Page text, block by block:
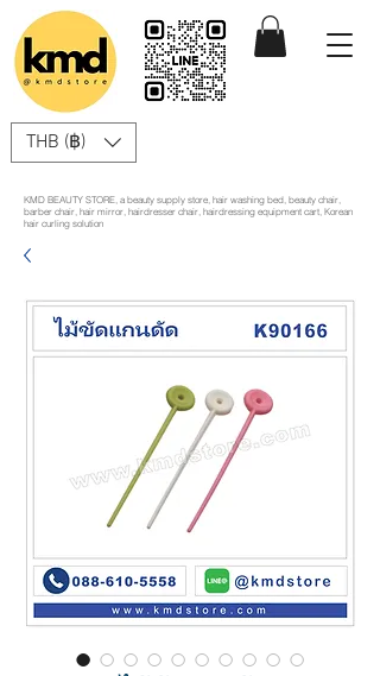
THB (฿)
KMD BEAUTY STORE, a beauty supply store, hair washing bed, beauty chair,
barber chair, hair mirror, hairdresser chair, hairdressing equipment cart, Korean
hair curling solution